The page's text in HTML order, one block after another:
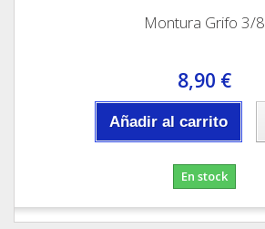
Montura Grifo 3/8
8,90 €
Añadir al carrito
En stock